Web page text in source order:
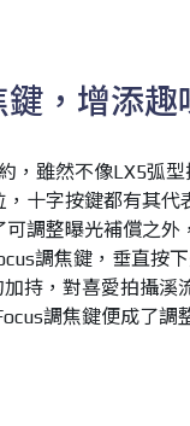
，增添趣
，雖然不像LX5弧
十字按鍵都有其代
調整曝光補償之
調焦鍵，垂直按
持，對喜愛拍攝溪
調焦鍵便成了調